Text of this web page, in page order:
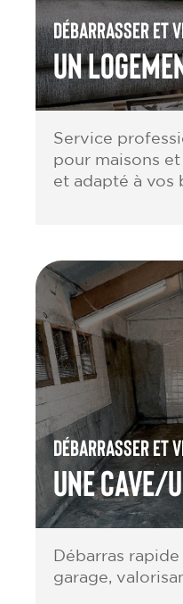
Débarrasser et
un
Service
pour maisons
et adapté à vos
Débarrasser et
une cave/
Débarras
garage,